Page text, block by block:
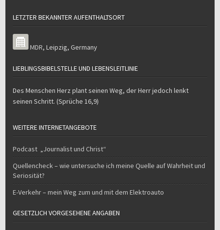
LETZTER BEKANNTER AUFENTHALTSORT
MDR,Leipzig,Germany
LIEBLINGSBIBELSTELLE UND LEBENSLEITLINIE
Des Menschen Herz plant seinen Weg, der Herr jedoch lenkt
seinen Schritt. (Sprüche 16,9)
WEITERE INTERNETANGEBOTE
Podcast „Journalist und Christ“
Quellencheck – wie untersuche ich meine Quelle auf Wahrheit und
Seriosität?
E-Verkehr – mein Weg zum und mit dem Elektroauto
GESETZLICH VORGESEHENE ANGABEN